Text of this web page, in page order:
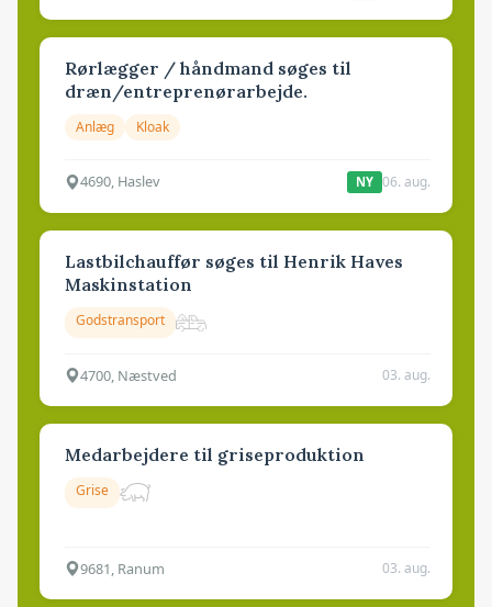
Rørlægger / håndmand søges til
dræn/entreprenørarbejde.
Anlæg Kloak
4690, Haslev NY 06. aug.
Lastbilchauffør søges til Henrik Haves
Maskinstation
Godstransport
4700, Næstved 03. aug.
Medarbejdere til griseproduktion
Grise
9681, Ranum 03. aug.